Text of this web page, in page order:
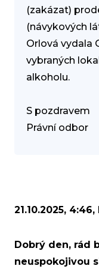
(zakázat)
(návykových
Orlová vydala
vybraných
alkoholu.
S pozdravem
Právní odbor
21.10.2025,
Dobrý den, rád
neuspokojivou